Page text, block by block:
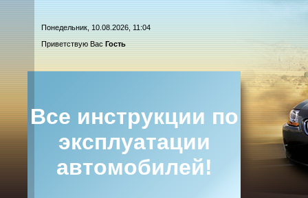
Понедельник, 10.08.2026, 11:04
Приветствую Вас Гость
Все инструкции по
эксплуатации
автомобилей!